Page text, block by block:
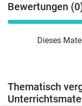
Bewertungen
Dieses
Thematisch